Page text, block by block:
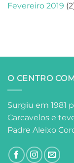
Fevereiro 2019
O CENTRO
Surgiu em 1981
Carcavelos e
Padre Aleixo